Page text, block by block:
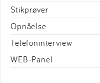
Stikprøver
Opnåelse
Telefoninterview
WEB-Panel